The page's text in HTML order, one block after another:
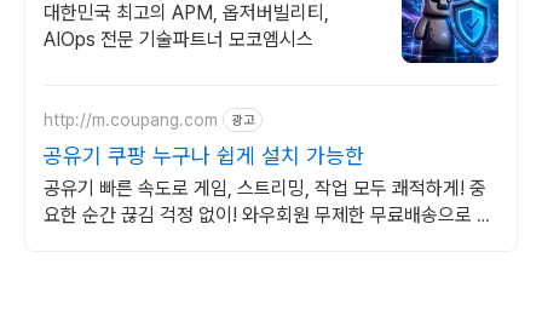
대한민국 최고의 APM, 옵저버빌리티,
AIOps 전문 기술파트너 모코엠시스
http://m.coupang.com 광고
공유기 쿠팡 누구나 쉽게 설치 가능한
공유기 빠른 속도로 게임, 스트리밍, 작업 모두 쾌적하게! 중
요한 순간 끊김 걱정 없이! 와우회원 무제한 무료배송으로 만